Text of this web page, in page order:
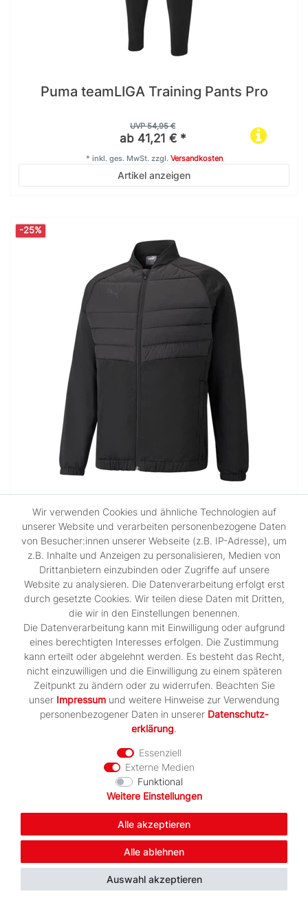
Puma teamLIGA Training Pants Pro
UVP 54,95 €
ab 41,21 € *
Artikel anzeigen
* inkl. ges. MwSt.zzgl. Versandkosten
-25%
Puma teamLIGA Hybrid jacket
UVP 94,95 €
71,21 € *
Artikel anzeigen
*inkl. ges. MwSt. zzgl.Versandkosten
-25%
Wir verwenden Cookies und ähnliche Technologien auf
unserer Website und verarbeiten personenbezogene Daten
von Besucher:innen unserer Webseite (z.B. IP-Adresse), um
z.B. Inhalte und Anzeigen zu personalisieren, Medien von
Drittanbietern einzubinden oder Zugriffe auf unsere
Website zu analysieren. Die Datenverarbeitung erfolgt erst
durch gesetzte Cookies. Wir teilen diese Daten mit Dritten,
die wir in den Einstellungen benennen.
Die Datenverarbeitung kann mit Einwilligung oder aufgrund
eines berechtigten Interesses erfolgen. Die Zustimmung
kann erteilt oder abgelehnt werden. Es besteht das Recht,
nicht einzuwilligen und die Einwilligung zu einem späteren
Zeitpunkt zu ändern oder zu widerrufen. Beachten Sie
unser Impressum und weitere Hinweise zur Verwendung
personenbezogener Daten in unserer Daten­schutz­
erklärung.
Essenziell
Externe Medien
Funktional
Weitere Einstellungen
Alle akzeptieren
Alle ablehnen
Auswahl akzeptieren